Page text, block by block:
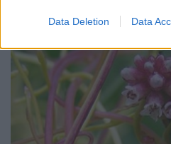
Data Deletion Data